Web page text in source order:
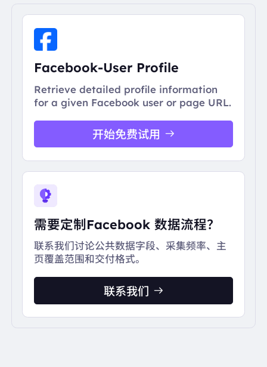
Facebook-User Profile
Retrieve detailed profile information
for a given Facebook user or page URL.
开始免费试用
需要定制Facebook 数据流程？
联系我们讨论公共数据字段、采集频率、主
页覆盖范围和交付格式。
联系我们